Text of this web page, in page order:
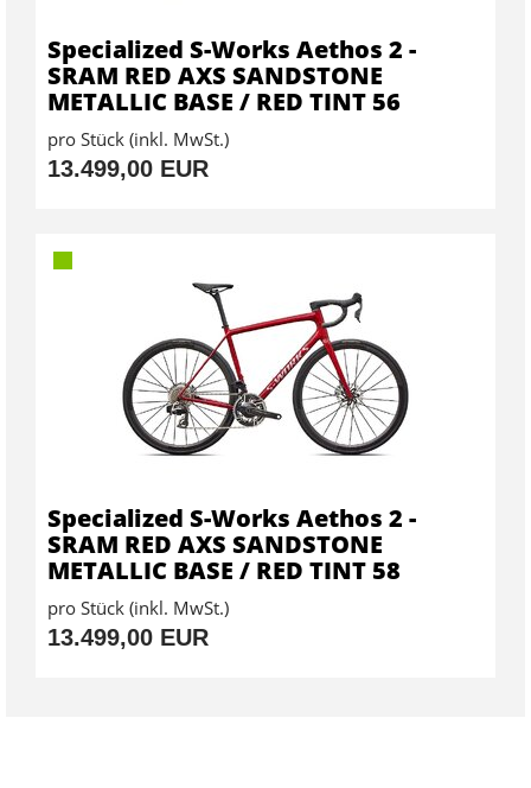
Specialized S-Works Aethos 2 -
SRAM RED AXS SANDSTONE
METALLIC BASE / RED TINT 56
pro Stück (inkl. MwSt.)
13.499,00 EUR
Specialized S-Works Aethos 2 -
SRAM RED AXS SANDSTONE
METALLIC BASE / RED TINT 58
pro Stück (inkl. MwSt.)
13.499,00 EUR